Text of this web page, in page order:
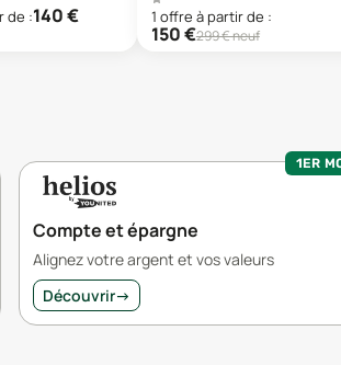
de :140€ 1 offre à partir de :
150€299€ neuf
1ER
Compte et épargne
Alignez votre argent et vos valeurs
Découvrir→